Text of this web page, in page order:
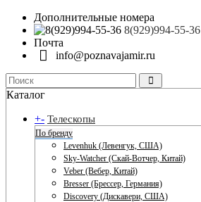
Дополнительные номера
8(929)994-55-36
Почта
info@poznavajamir.ru
Каталог
+- Телескопы
По бренду
Levenhuk (Левенгук, США)
Sky-Watcher (Скай-Вотчер, Китай)
Veber (Вебер, Китай)
Bresser (Брессер, Германия)
Discovery (Дискавери, США)